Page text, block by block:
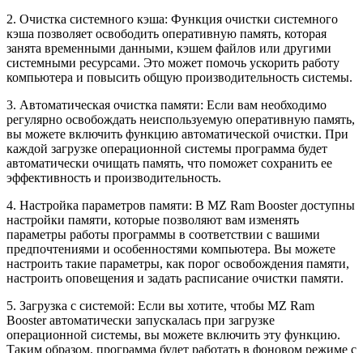
2. Очистка системного кэша: Функция очистки системного
кэша позволяет освободить оперативную память, которая
занята временными данными, кэшем файлов или другими
системными ресурсами. Это может помочь ускорить работу
компьютера и повысить общую производительность системы.
3. Автоматическая очистка памяти: Если вам необходимо
регулярно освобождать неиспользуемую оперативную память,
вы можете включить функцию автоматической очистки. При
каждой загрузке операционной системы программа будет
автоматически очищать память, что поможет сохранить ее
эффективность и производительность.
4. Настройка параметров памяти: В MZ Ram Booster доступны
настройки памяти, которые позволяют вам изменять
параметры работы программы в соответствии с вашими
предпочтениями и особенностями компьютера. Вы можете
настроить такие параметры, как порог освобождения памяти,
настроить оповещения и задать расписание очистки памяти.
5. Загрузка с системой: Если вы хотите, чтобы MZ Ram
Booster автоматически запускалась при загрузке
операционной системы, вы можете включить эту функцию.
Таким образом, программа будет работать в фоновом режиме с